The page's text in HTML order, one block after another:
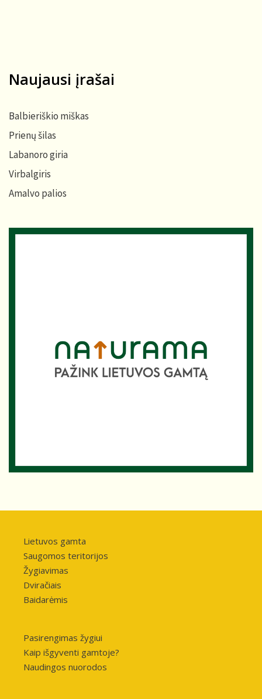
Naujausi įrašai
Balbieriškio miškas
Prienų šilas
Labanoro giria
Virbalgiris
Amalvo palios
Lietuvos gamta
Saugomos teritorijos
Žygiavimas
Dviračiais
Baidarėmis
Pasirengimas žygiui
Kaip išgyventi gamtoje?
Naudingos nuorodos